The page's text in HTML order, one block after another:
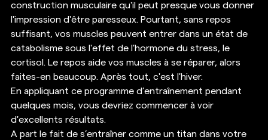
construction musculaire qu'il peut presque vous donner
l'impression d'être paresseux. Pourtant, sans repos
suffisant, vos muscles peuvent entrer dans un état de
catabolisme sous l'effet de l'hormone du stress, le
cortisol. Le repos aide vos muscles à se réparer, alors
faites-en beaucoup. Après tout, c'est l'hiver.
En appliquant ce programme d’entraînement pendant
quelques mois, vous devriez commencer à voir
d'excellents résultats.
A part le fait de s’entraîner comme un titan dans votre